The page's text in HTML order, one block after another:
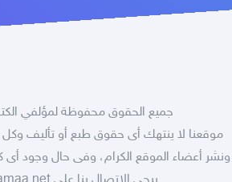
جميع الحقوق محفوظة لمؤلفي
موقعنا لا ينتهك أى حقوق طبع أو تأليف
ونشر أعضاء الموقع الكرام، وفى حال وجود